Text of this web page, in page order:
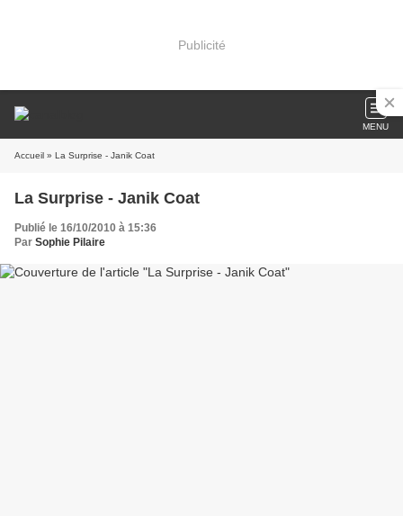
Publicité
MENU
Accueil » La Surprise - Janik Coat
La Surprise - Janik Coat
Publié le 16/10/2010 à 15:36
Par Sophie Pilaire